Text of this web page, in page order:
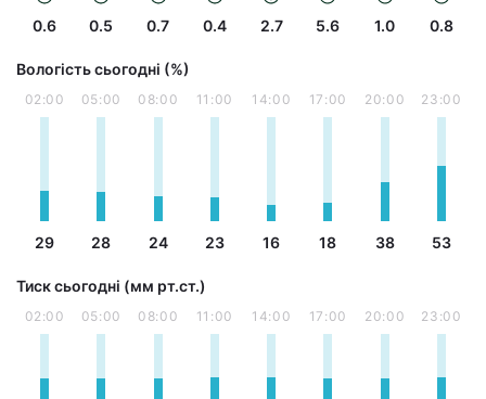
0.6 0.5 0.7 0.4 2.7 5.6 1.0 0.8
Вологість сьогодні (%)
02:00
29
05:00
28
08:00
24
11:00
23
14:00
16
17:00
18
20:00
38
23:00
53
Тиск сьогодні (мм рт.ст.)
02:00 05:00 08:00 11:00 14:00 17:00 20:00 23:00